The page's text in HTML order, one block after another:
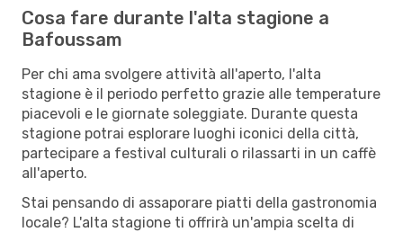
Cosa fare durante l'alta stagione a
Bafoussam
Per chi ama svolgere attività all'aperto, l'alta
stagione è il periodo perfetto grazie alle temperature
piacevoli e le giornate soleggiate. Durante questa
stagione potrai esplorare luoghi iconici della città,
partecipare a festival culturali o rilassarti in un caffè
all'aperto.
Stai pensando di assaporare piatti della gastronomia
locale? L'alta stagione ti offrirà un'ampia scelta di